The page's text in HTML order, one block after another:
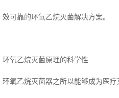
效可靠的环氧乙烷灭菌解决方案。
环氧乙烷灭菌原理的科学性
环氧乙烷灭菌器之所以能够成为医